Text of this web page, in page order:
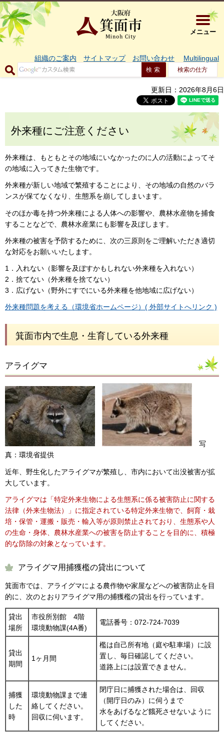
大阪府箕
メニュー
組織のご案内 サイトマップ お問い合わせ Multilingual
検索の仕方
更新日：2026年8月6日
外来種にご注意ください
外来種は、もともとその地域にいなかったのに人の活動によってそ
の地域に入ってきた生物です。
外来種が新しい地域で繁殖することにより、その地域の自然のバラ
ンスが保てなくなり、生態系を崩してしまいます。
そのほか毒を持つ外来種による人体への影響や、農林水産物を捕食
することなどで、農林水産業にも影響を及ぼします。
外来種の被害を予防するために、次の三原則をご理解いただき適切
な対応をお願いいたします。
1．入れない（影響を及ぼすかもしれない外来種を入れない）
2．捨てない（外来種を捨てない）
3．広げない（野外にすでにいる外来種を他地域に広げない）
外来種問題を考える（環境省ホームページ）( 外部サイトへリンク )
箕面市内で生息・生育している外来種
アライグマ
写
真：環境省提供
近年、野生化したアライグマが繁殖し、市内において出没被害が拡
大しています。
アライグマは「特定外来生物による生態系に係る被害防止に関する
法律（外来生物法）」に指定されている特定外来生物で、飼育・栽
培・保管・運搬・販売・輸入等が原則禁止されており、生態系や人
の生命・身体、農林水産業への被害を防止することを目的に、積極
的な防除の対象となっています。
アライグマ用捕獲檻の貸出について
箕面市では、アライグマによる農作物や家屋などへの被害防止を目
的に、次のとおりアライグマ用の捕獲檻の貸出を行っています。
貸出
場所
市役所別館 4階
環境動物課(4A番)
電話番号：072-724-7039
貸出
期間
1ヶ月間
檻は自己所有地（庭や駐車場）に設
置し、毎日確認してください。
道路上には設置できません。
捕獲
した
時
環境動物課まで連
絡してください。
回収に伺います。
閉庁日に捕獲された場合は、回収
（開庁日のみ）に伺うまで
水をあげるなど餓死させないように
してください。